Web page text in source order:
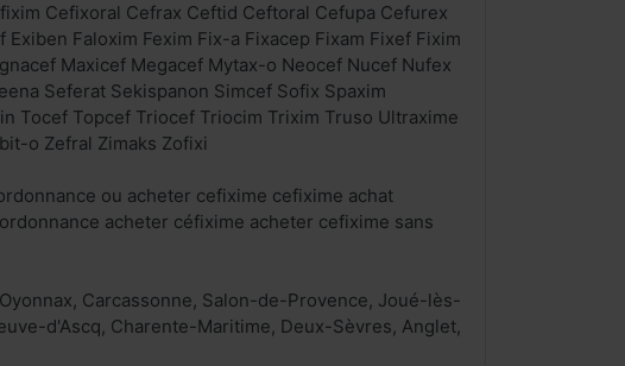
Cefixoral Cefrax Ceftid Ceftoral Cefupa Cefurex
Faloxim Fexim Fix-a Fixacep Fixam Fixef Fixim
Maxicef Megacef Mytax-o Neocef Nucef Nufex
Seferat Sekispanon Simcef Sofix Spaxim
Tocef Topcef Triocef Triocim Trixim Truso Ultraxime
o Zefral Zimaks Zofixi
ou acheter cefixime cefixime achat
acheter céfixime acheter cefixime sans
Carcassonne, Salon-de-Provence, Joué-lès-
d'Ascq, Charente-Maritime, Deux-Sèvres, Anglet,